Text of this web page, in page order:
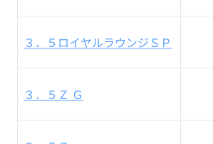
３．５ロイヤルラウンジＳＰ
３．５Ｚ Ｇ